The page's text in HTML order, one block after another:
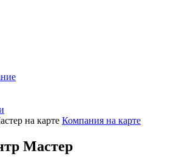
Компания на карте
Мастер